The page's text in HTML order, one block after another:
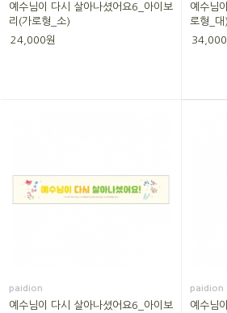
예수님이 다시 살아나셨어요6_아이보
리(가로형_소)
24,000원
예수님
로형_대)
34,000
paidion
예수님이 다시 살아나셨어요6_아이보
paidion
예수님